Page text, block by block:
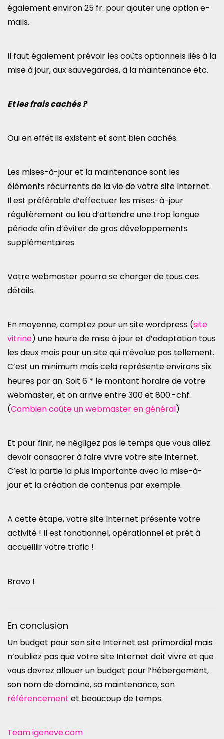
également environ 25 fr. pour ajouter une option e-
mails.
Il faut également prévoir les coûts optionnels liés à la
mise à jour, aux sauvegardes, à la maintenance etc.
Et les frais cachés ?
Oui en effet ils existent et sont bien cachés.
Les mises-à-jour et la maintenance sont les
éléments récurrents de la vie de votre site Internet.
Il est préférable d’effectuer les mises-à-jour
régulièrement au lieu d’attendre une trop longue
période afin d’éviter de gros développements
supplémentaires.
Votre webmaster pourra se charger de tous ces
détails.
En moyenne, comptez pour un site wordpress (site
vitrine) une heure de mise à jour et d’adaptation tous
les deux mois pour un site qui n’évolue pas tellement.
C’est un minimum mais cela représente environs six
heures par an. Soit 6 * le montant horaire de votre
webmaster, et on arrive entre 300 et 800.-chf.
(Combien coûte un webmaster en général)
Et pour finir, ne négligez pas le temps que vous allez
devoir consacrer à faire vivre votre site Internet.
C’est la partie la plus importante avec la mise-à-
jour et la création de contenus par exemple.
A cette étape, votre site Internet présente votre
activité ! Il est fonctionnel, opérationnel et prêt à
accueillir votre trafic !
Bravo !
En conclusion
Un budget pour son site Internet est primordial mais
n’oubliez pas que votre site Internet doit vivre et que
vous devrez allouer un budget pour l’hébergement,
son nom de domaine, sa maintenance, son
référencement et beaucoup de temps.
Team igeneve.com